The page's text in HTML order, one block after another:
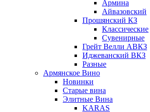
Армина
Айвазовский
Прошянский КЗ
Классические
Сувенирные
Грейт Велли АВКЗ
Иджеванский ВКЗ
Разные
Армянское Вино
Новинки
Старые вина
Элитные Вина
KARAS